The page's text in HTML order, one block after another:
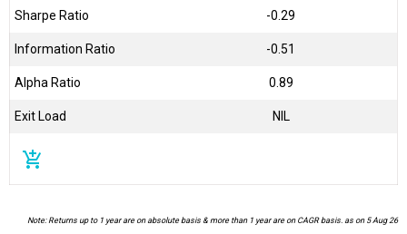
Sharpe Ratio -0.29
Information Ratio -0.51
Alpha Ratio 0.89
Exit Load NIL
add_shopping_cart
Note: Returns up to 1 year are on absolute basis & more than 1 year are on CAGR basis. as on 5 Aug 26